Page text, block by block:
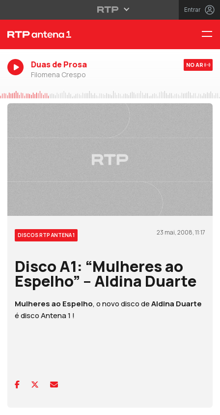
Entrar
Duas de Prosa
Filomena Crespo
NO AR
DISCOS RTP ANTENA 1 23 mai, 2008, 11:17
Disco A1: “Mulheres ao
Espelho” – Aldina Duarte
Mulheres ao Espelho, o novo disco deAldina Duarte
é disco Antena 1 !